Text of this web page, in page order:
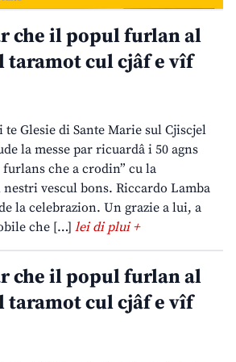
che il popul furlan al
taramot cul cjâf e vîf
Glesie di Sante Marie sul Cjiscjel
la messe par ricuardâ i 50 agns
che a crodin” cu la
vescul bons. Riccardo Lamba
la celebrazion. Un grazie a lui, a
che […] lei di plui +
che il popul furlan al
taramot cul cjâf e vîf